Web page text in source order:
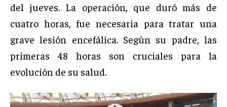
del jueves. La operación, que duró más de
cuatro horas, fue necesaria para tratar una
grave lesión encefálica. Según su padre, las
primeras 48 horas son cruciales para la
evolución de su salud.